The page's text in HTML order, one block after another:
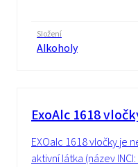
Složení
Alkoholy
ExoAlc 1618
EXOalc 1618 vločky je
aktivní látka (název